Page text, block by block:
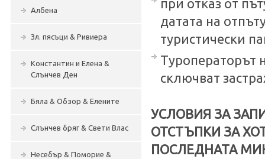
Албена
Зл. пясъци & Ривиера
Константин и Елена &
Слънчев Ден
Бяла & Обзор & Елените
Слънчев бряг & Свети Влас
Несебър & Поморие &
при отказ от
датата на
туристически
Туроператорът
сключват
УСЛОВИЯ ЗА
ОТСТЪПКИ ЗА
ПОСЛЕДНАТА